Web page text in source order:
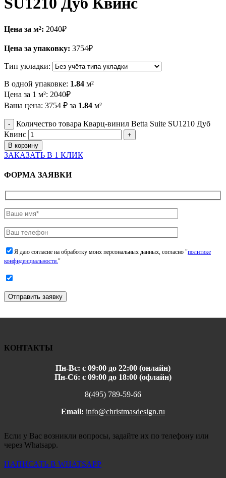
Цена за м²: 2040₽
Цена за упаковку: 3754₽
Тип укладки:
В одной упаковке: 1.84 м²
Цена за 1 м²: 2040₽
Ваша цена: 3754 ₽ за 1.84 м²
Количество товара Кварц-винил Betta Suite SU1210 Дуб
Квинс
В корзину
ЗАКАЗАТЬ В 1 КЛИК
ФОРМА ЗАЯВКИ
Я даю согласие на обработку моих персональных данных, согласно "политике
конфиденциальности."
Отправить заявку
КОНТАКТЫ
Пн-Вс: с 09:00 до 22:00 (онлайн)
Пн-Сб: с 09:00 до 18:00 (офлайн)
8(495) 789-59-66
Email: info@christmasdesign.ru
Если у Вас возникли вопросы, задайте их по телефону или
через Whatsapp.
НАПИСАТЬ В WHATSAPP